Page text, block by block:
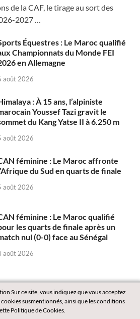
de la CAF, le tirage au sort des
2027 …
Équestres : Le Maroc qualifié
Championnats du Monde FEI
en Allemagne
août 2026
: À 15 ans, l’alpiniste
Youssef Tazi gravit le
du Kang Yatse II à 6.250 m
août 2026
féminine : Le Maroc affronte
du Sud en quarts de finale
août 2026
féminine : Le Maroc qualifié
les quarts de finale après un
nul (0-0) face au Sénégal
août 2026
Sur ce site, vous indiquez que vous acceptez
susmentionnés, ainsi que les conditions
Politique de Cookies.